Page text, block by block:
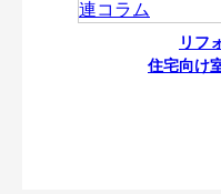
リフ
住宅向け